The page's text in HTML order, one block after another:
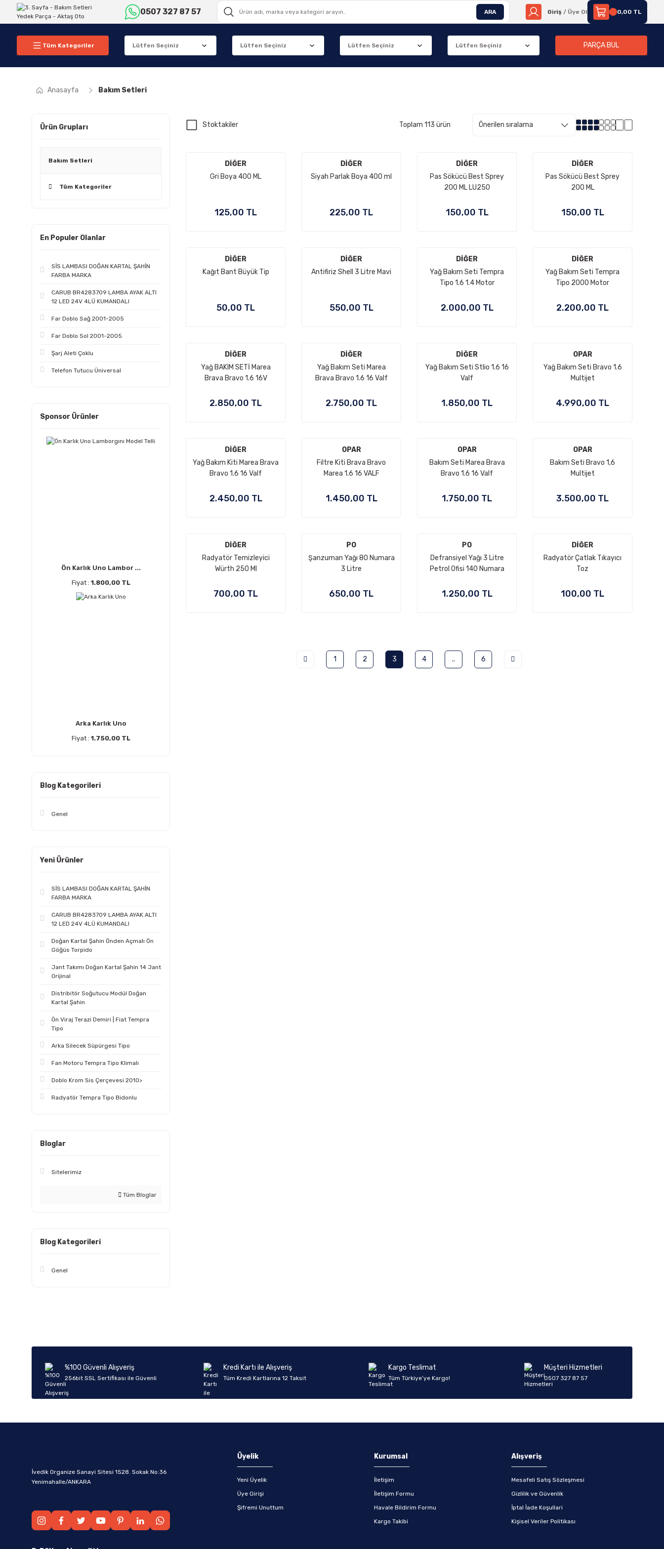
0507 327 87 57 ARA Giriş / Üye Ol 0,00 TL
Tüm Kategoriler PARÇA BUL
Anasayfa Bakım Setleri
Ürün Grupları
Bakım Setleri
Tüm Kategoriler
En Populer Olanlar
SİS LAMBASI DOĞAN KARTAL ŞAHİN
FARBA MARKA
CARUB BR4283709 LAMBA AYAK ALTI
12 LED 24V 4LÜ KUMANDALI
Far Doblo Sağ 2001-2005
Far Doblo Sol 2001-2005
Şarj Aleti Çoklu
Telefon Tutucu Üniversal
Sponsor Ürünler
Ön Karlık Uno Lambor ...
Fiyat : 1.800,00 TL
Arka Karlık Uno
Fiyat : 1.750,00 TL
Blog Kategorileri
Genel
Yeni Ürünler
SİS LAMBASI DOĞAN KARTAL ŞAHİN
FARBA MARKA
CARUB BR4283709 LAMBA AYAK ALTI
12 LED 24V 4LÜ KUMANDALI
Doğan Kartal Şahin Önden Açmalı Ön
Göğüs Torpido
Jant Takımı Doğan Kartal Şahin 14 Jant
Orijinal
Distribitör Soğutucu Modül Doğan
Kartal Şahin
Ön Viraj Terazi Demiri | Fiat Tempra
Tipo
Arka Silecek Süpürgesi Tipo
Fan Motoru Tempra Tipo Klimalı
Doblo Krom Sis Çerçevesi 2010>
Radyatör Tempra Tipo Bidonlu
Bloglar
Sitelerimiz
Tüm Bloglar
Blog Kategorileri
Genel
Stoktakiler Toplam 113 ürün
DİĞER
Gri Boya 400 ML
125,00 TL
DİĞER
Siyah Parlak Boya 400 ml
225,00 TL
DİĞER
Pas Sökücü Best Sprey
200 ML LU250
150,00 TL
DİĞER
Pas Sökücü Best Sprey
200 ML
150,00 TL
DİĞER
Kağıt Bant Büyük Tip
50,00 TL
DİĞER
Antifiriz Shell 3 Litre Mavi
550,00 TL
DİĞER
Yağ Bakım Seti Tempra
Tipo 1.6 1.4 Motor
2.000,00 TL
DİĞER
Yağ Bakım Seti Tempra
Tipo 2000 Motor
2.200,00 TL
DİĞER
Yağ BAKIM SETİ Marea
Brava Bravo 1.6 16V
2.850,00 TL
DİĞER
Yağ Bakım Seti Marea
Brava Bravo 1.6 16 Valf
2.750,00 TL
DİĞER
Yağ Bakım Seti Stlio 1.6 16
Valf
1.850,00 TL
OPAR
Yağ Bakım Seti Bravo 1.6
Multijet
4.990,00 TL
DİĞER
Yağ Bakım Kiti Marea Brava
Bravo 1.6 16 Valf
2.450,00 TL
OPAR
Filtre Kiti Brava Bravo
Marea 1.6 16 VALF
1.450,00 TL
OPAR
Bakım Seti Marea Brava
Bravo 1.6 16 Valf
1.750,00 TL
OPAR
Bakım Seti Bravo 1,6
Multijet
3.500,00 TL
DİĞER
Radyatör Temizleyici
Würth 250 Ml
700,00 TL
PO
Şanzuman Yağı 80 Numara
3 Litre
650,00 TL
PO
Defransiyel Yağı 3 Litre
Petrol Ofisi 140 Numara
1.250,00 TL
DİĞER
Radyatör Çatlak Tıkayıcı
Toz
100,00 TL
1 2 3 4 .. 6
%100 Güvenli Alışveriş
256bit SSL Sertifikası ile Güvenli
Kredi Kartı ile Alışveriş
Tüm Kredi Kartlarına 12 Taksit
Kargo Teslimat
Tüm Türkiye’ye Kargo!
Müşteri Hizmetleri
0507 327 87 57
İvedik Organize Sanayi Sitesi 1528. Sokak No:36
Yenimahalle/ANKARA
Üyelik
Yeni Üyelik
Üye Girişi
Şifremi Unuttum
Kurumsal
İletişim
İletişim Formu
Havale Bildirim Formu
Kargo Takibi
Alışveriş
Mesafeli Satış Sözleşmesi
Gizlilik ve Güvenlik
İptal İade Koşullari
Kişisel Veriler Politikası